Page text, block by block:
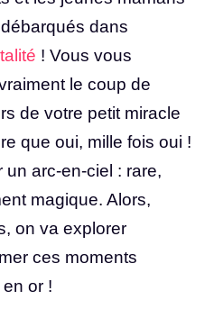
dans
! Vous vous
le coup de
de votre petit miracle
que oui, mille fois oui !
un arc-en-ciel : rare,
magique. Alors,
on va explorer
ces moments
or !